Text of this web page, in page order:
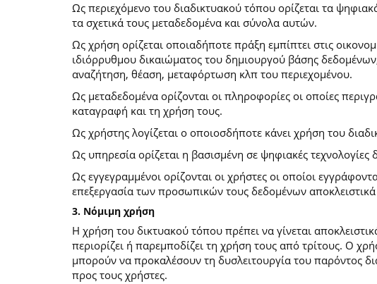
Ως περιεχόμενο του διαδικτυακού τόπου ορίζεται τα
τα σχετικά τους μεταδεδομένα και σύνολα αυτών.
Ως χρήση ορίζεται οποιαδήποτε πράξη εμπίπτει στις
ιδιόρρυθμου δικαιώματος του δημιουργού βάσης
αναζήτηση, θέαση, μεταφόρτωση κλπ του περιεχομένου.
Ως μεταδεδομένα ορίζονται οι πληροφορίες οι οποίες
καταγραφή και τη χρήση τους.
Ως χρήστης λογίζεται ο οποιοσδήποτε κάνει χρήση του
Ως υπηρεσία ορίζεται η βασισμένη σε ψηφιακές
Ως εγγεγραμμένοι ορίζονται οι χρήστες οι οποίοι
επεξεργασία των προσωπικών τους δεδομένων
3. Νόμιμη χρήση
Η χρήση του δικτυακού τόπου πρέπει να γίνεται
περιορίζει ή παρεμποδίζει τη χρήση τους από τρίτους. Ο
μπορούν να προκαλέσουν τη δυσλειτουργία του παρόντος
προς τους χρήστες.